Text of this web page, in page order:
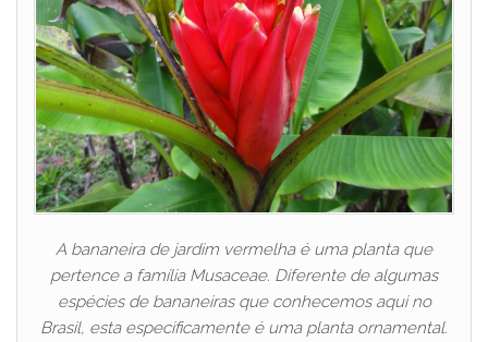
A bananeira de jardim vermelha é uma planta que
pertence a família Musaceae. Diferente de algumas
espécies de bananeiras que conhecemos aqui no
Brasil, esta especificamente é uma planta ornamental.